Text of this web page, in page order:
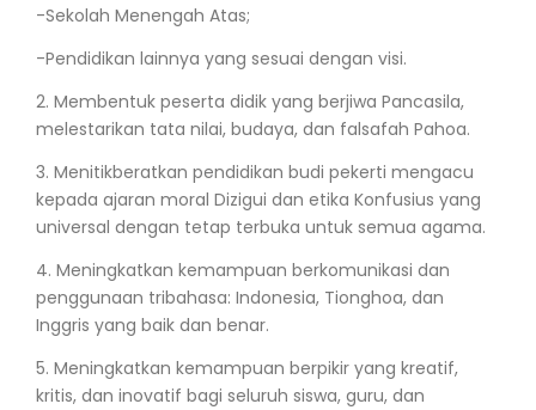
-Sekolah Menengah Atas;
-Pendidikan lainnya yang sesuai dengan visi.
2. Membentuk peserta didik yang berjiwa Pancasila,
melestarikan tata nilai, budaya, dan falsafah Pahoa.
3. Menitikberatkan pendidikan budi pekerti mengacu
kepada ajaran moral Dizigui dan etika Konfusius yang
universal dengan tetap terbuka untuk semua agama.
4. Meningkatkan kemampuan berkomunikasi dan
penggunaan tribahasa: Indonesia, Tionghoa, dan
Inggris yang baik dan benar.
5. Meningkatkan kemampuan berpikir yang kreatif,
kritis, dan inovatif bagi seluruh siswa, guru, dan